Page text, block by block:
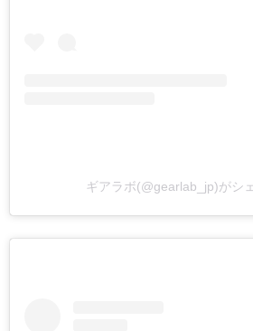
ギアラボ(@gearlab_jp)がシ